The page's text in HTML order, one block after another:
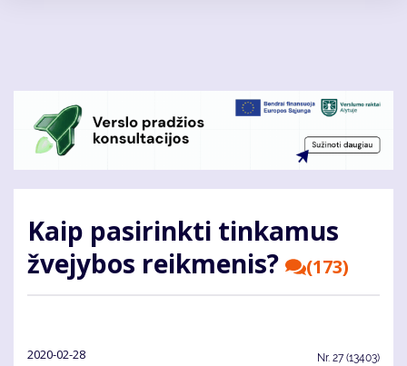
Kaip pasirinkti tinkamus
žvejybos reikmenis?
(173)
2020-02-28 Nr. 27 (13403)